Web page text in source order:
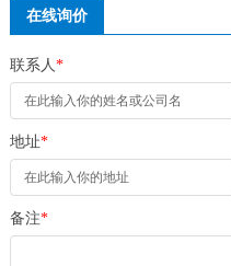
在线询价
联系人 *
地址*
备注*